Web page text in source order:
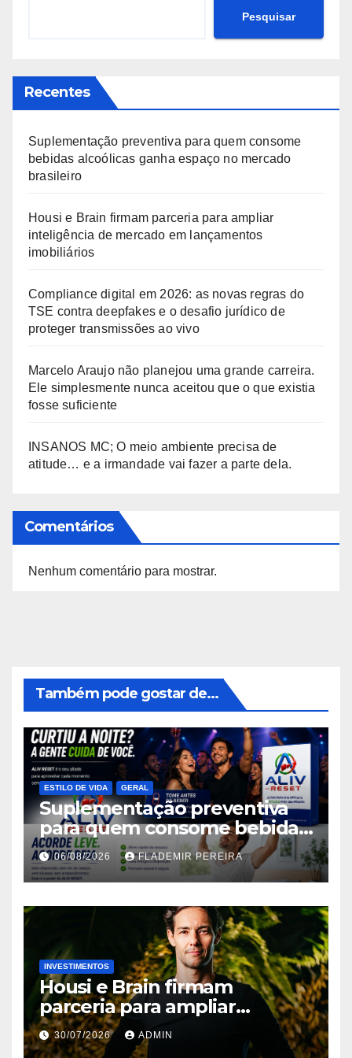
Pesquisar
Recentes
Suplementação preventiva para quem consome
bebidas alcoólicas ganha espaço no mercado
brasileiro
Housi e Brain firmam parceria para ampliar
inteligência de mercado em lançamentos
imobiliários
Compliance digital em 2026: as novas regras do
TSE contra deepfakes e o desafio jurídico de
proteger transmissões ao vivo
Marcelo Araujo não planejou uma grande carreira.
Ele simplesmente nunca aceitou que o que existia
fosse suficiente
INSANOS MC; O meio ambiente precisa de
atitude… e a irmandade vai fazer a parte dela.
Comentários
Nenhum comentário para mostrar.
Também pode gostar de...
ESTILO DE VIDA GERAL
Suplementação preventiva
para quem consome bebidas
alcoólicas ganha espaço no
mercado brasileiro
06/08/2026 FLADEMIR PEREIRA
INVESTIMENTOS
Housi e Brain firmam
parceria para ampliar
inteligência de mercado em
lançamentos imobiliários
30/07/2026 ADMIN